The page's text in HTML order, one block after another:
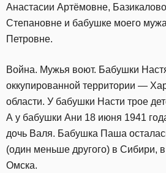
Анастасии Артёмовне,
Степановне и бабушке моего
Петровне.
Война. Мужья воют. Бабушки
оккупированной территории —
области. У бабушки Насти трое
А у бабушки Ани 18 июня 1941
дочь Валя. Бабушка Паша
(один меньше другого) в Сибири,
Омска.